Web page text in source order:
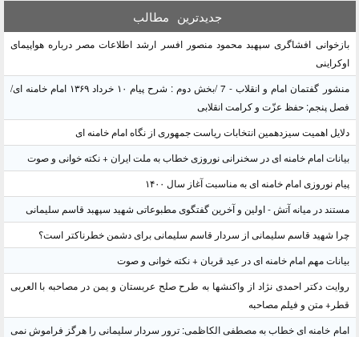
جدیدترین مطالب
بازخوانی افشاگری سپهبد محمود منصور افسر ارشد اطلاعات مصر درباره هواپیمای
اوکراینی
منشور گفتمان امام و انقلاب - 7 /بخش دوم : شرح پیام ۱۰ خرداد ۱۳۶۹ امام خامنه ای/
فصل پنجم: حفظ عزّت و کرامت انقلابی
دلایل اهمیت سیزدهمین انتخابات ریاست جمهوری از نگاه امام خامنه ای
بیانات امام خامنه ای در سخنرانی نوروزی خطاب به ملت ایران + نکته خوانی و صوت
پیام نوروزی امام خامنه ای به مناسبت آغاز سال ۱۴۰۰
مستند در میانه آتش - اولین و آخرین گفتگوی مطبوعاتی شهید سپهبد قاسم سلیمانی
چرا شهید قاسم سلیمانی از سردار قاسم سلیمانی برای دشمن خطرناکتر است؟
بیانات مهم امام خامنه ای در عید قربان + نکته خوانی و صوت
روایت دکتر احمدی نژاد از واکنشها به طرح صلح عربستان و یمن در مصاحبه با العربی
قطر+ متن و فیلم مصاحبه
امام خامنه ای خطاب به مصطفی الکاظمی: ترور سردار سلیمانی را هرگز فراموش نمی